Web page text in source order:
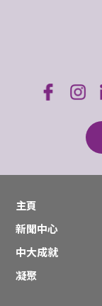
主頁
新聞中心
中大成就
凝聚